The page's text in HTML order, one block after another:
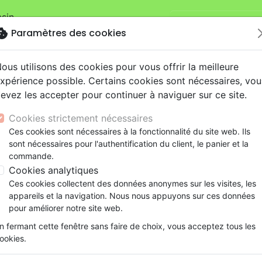
Je veux retirer
sur la boutiqueLa Maison de la
NouveautésBibles
Testaments
Segond
Darby
Livres
Famille, couple
Souffrance, Relation d'aide
Ethique, société, politique
Événements actuels
eBooks
Couple
Souffrance, Relation d'aide
Apologétique
Bibles jeunesse
Latino, Folk
Soul
Louange, Adoration
Pop, Rock
animés
conférences
Documentaires, reportages
Accessoires de Bible
Papeterie
Sexualité Pornotoxine
Pornotoxine
Auteur : Antonio Morra
Référence VIDA1250 EAN 9782383912507
Description Détails du produit
Paramètres des cookies
utilisons des cookies pour vous offrir la meilleure
possible. Certains cookies sont nécessaires,
les accepter pour continuer à naviguer sur ce site.
Cookies strictement nécessaires
Ces cookies sont nécessaires à la fonctionnalité du site web. Ils
sont nécessaires pour l'authentification du client, le panier et la
commande.
Cookies analytiques
Ces cookies collectent des données anonymes sur les visites, les
appareils et la navigation. Nous nous appuyons sur ces données
pour améliorer notre site web.
fermant cette fenêtre sans faire de choix, vous acceptez tous les